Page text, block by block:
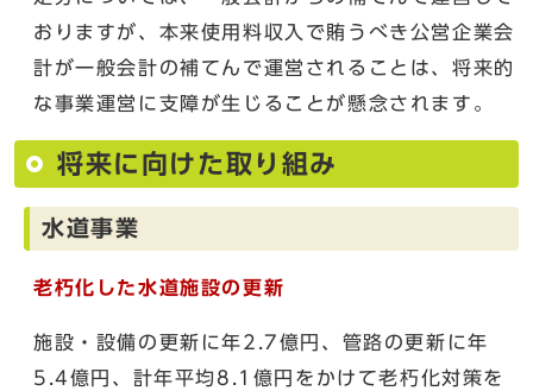
おりますが、本来使用料収入で賄うべき公営企業会
計が一般会計の補てんで運営されることは、将来的
な事業運営に支障が生じることが懸念されます。
将来に向けた取り組み
水道事業
老朽化した水道施設の更新
施設・設備の更新に年2.7億円、管路の更新に年
5.4億円、計年平均8.1億円をかけて老朽化対策を